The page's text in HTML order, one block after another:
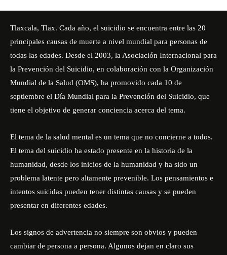
Tlaxcala, Tlax. Cada año, el suicidio se encuentra entre las 20
principales causas de muerte a nivel mundial para personas de
todas las edades. Desde el 2003, la Asociación Internacional para
la Prevención del Suicidio, en colaboración con la Organización
Mundial de la Salud (OMS), ha promovido cada 10 de
septiembre el Día Mundial para la Prevención del Suicidio, que
tiene el objetivo de generar conciencia acerca del tema.
El tema de la salud mental es un tema que no concierne a todos.
El tema del suicidio ha estado presente en la historia de la
humanidad, desde los inicios de la humanidad y ha sido un
problema latente pero altamente prevenible. Los pensamientos e
intentos suicidas pueden tener distintas causas y se pueden
presentar en diferentes edades.
Los signos de advertencia no siempre son obvios y pueden
cambiar de persona a persona. Algunos dejan en claro sus